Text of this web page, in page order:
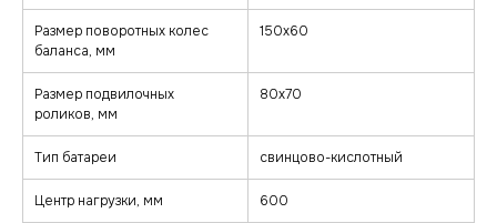
Размер поворотных колес
баланса, мм
150х60
Размер подвилочных
роликов, мм
80х70
Тип батареи cвинцово-кислотный
Центр нагрузки, мм 600
zakaz@minkar.su